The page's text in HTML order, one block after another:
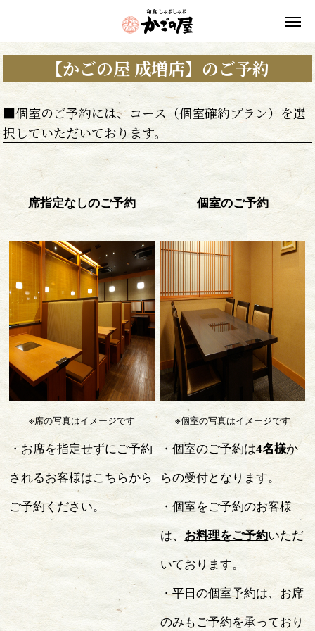
【かごの屋 成増店】のご予約
■個室のご予約には、コース（個室確約プラン）を選
択していただいております。
席指定なしのご予約
※席の写真はイメージです
・お席を指定せずにご予約
されるお客様はこちらから
ご予約ください。
個室のご予約
※個室の写真はイメージです
・個室のご予約は4名様か
らの受付となります。
・個室をご予約のお客様
は、 お料理をご予約いただ
いております。
・平日の個室予約は、お席
のみもご予約を承っており